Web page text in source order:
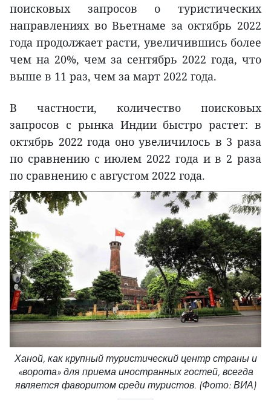
поисковых запросов о туристических
направлениях во Вьетнаме за октябрь 2022
года продолжает расти, увеличившись более
чем на 20%, чем за сентябрь 2022 года, что
выше в 11 раз, чем за март 2022 года.
В частности, количество поисковых
запросов с рынка Индии быстро растет: в
октябрь 2022 года оно увеличилось в 3 раза
по сравнению с июлем 2022 года и в 2 раза
по сравнению с августом 2022 года.
Ханой, как крупный туристический центр страны и
«ворота» для приема иностранных гостей, всегда
является фаворитом среди туристов. (Фото: ВИА)